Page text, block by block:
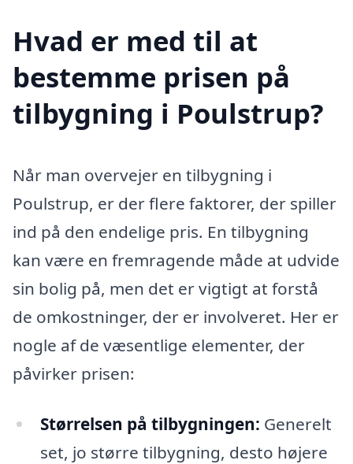
Hvad er med til at
bestemme prisen på
tilbygning i Poulstrup?
Når man overvejer en tilbygning i
Poulstrup, er der flere faktorer, der spiller
ind på den endelige pris. En tilbygning
kan være en fremragende måde at udvide
sin bolig på, men det er vigtigt at forstå
de omkostninger, der er involveret. Her er
nogle af de væsentlige elementer, der
påvirker prisen:
Størrelsen på tilbygningen: Generelt
set, jo større tilbygning, desto højere